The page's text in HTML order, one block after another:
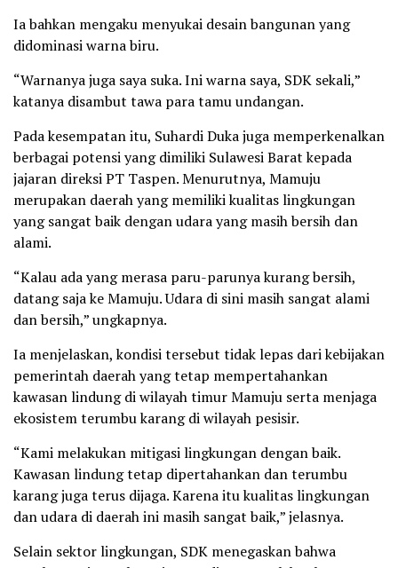
Ia bahkan mengaku menyukai desain bangunan yang
didominasi warna biru.
“Warnanya juga saya suka. Ini warna saya, SDK sekali,”
katanya disambut tawa para tamu undangan.
Pada kesempatan itu, Suhardi Duka juga memperkenalkan
berbagai potensi yang dimiliki Sulawesi Barat kepada
jajaran direksi PT Taspen. Menurutnya, Mamuju
merupakan daerah yang memiliki kualitas lingkungan
yang sangat baik dengan udara yang masih bersih dan
alami.
“Kalau ada yang merasa paru-parunya kurang bersih,
datang saja ke Mamuju. Udara di sini masih sangat alami
dan bersih,” ungkapnya.
Ia menjelaskan, kondisi tersebut tidak lepas dari kebijakan
pemerintah daerah yang tetap mempertahankan
kawasan lindung di wilayah timur Mamuju serta menjaga
ekosistem terumbu karang di wilayah pesisir.
“Kami melakukan mitigasi lingkungan dengan baik.
Kawasan lindung tetap dipertahankan dan terumbu
karang juga terus dijaga. Karena itu kualitas lingkungan
dan udara di daerah ini masih sangat baik,” jelasnya.
Selain sektor lingkungan, SDK menegaskan bahwa